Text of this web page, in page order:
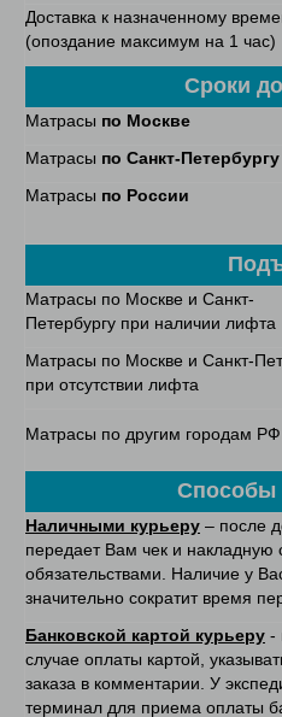
Доставка к назначенному
(опоздание максимум на 1 час)
Сроки
Матрасы по Москве
Матрасы по Санкт-Петербургу
Матрасы по России
Матрасы по Москве и Санкт-
Петербургу при наличии лифта
Матрасы по Москве и Санкт-
при отсутствии лифта
Матрасы по другим городам РФ
Способы
Наличными курьеру – после
передает Вам чек и накладную
обязательствами. Наличие у
значительно сократит время
Банковской картой курьеру -
случае оплаты картой,
заказа в комментарии. У
терминал для приема оплаты